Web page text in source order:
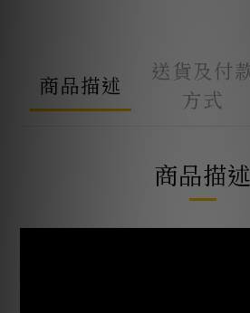
商品描述
送貨及付
方式
商品描述